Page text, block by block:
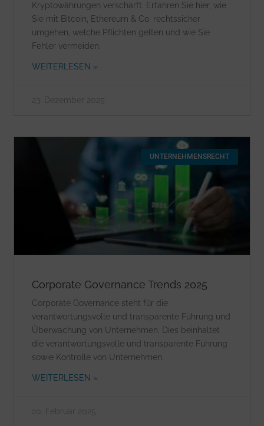
Kryptowährungen verschärft. Erfahren Sie hier, wie
Sie mit Bitcoin, Ethereum & Co. rechtssicher
umgehen, welche Pflichten gelten und wie Sie
Fehler vermeiden.
WEITERLESEN »
23. Dezember 2025
UNTERNEHMENSRECHT
Corporate Governance Trends 2025
Corporate Governance steht für die
verantwortungsvolle und transparente Führung und
Überwachung von Unternehmen. Dies beinhaltet
die verantwortungsvolle und transparente Führung
sowie Kontrolle von Unternehmen.
WEITERLESEN »
20. Februar 2025